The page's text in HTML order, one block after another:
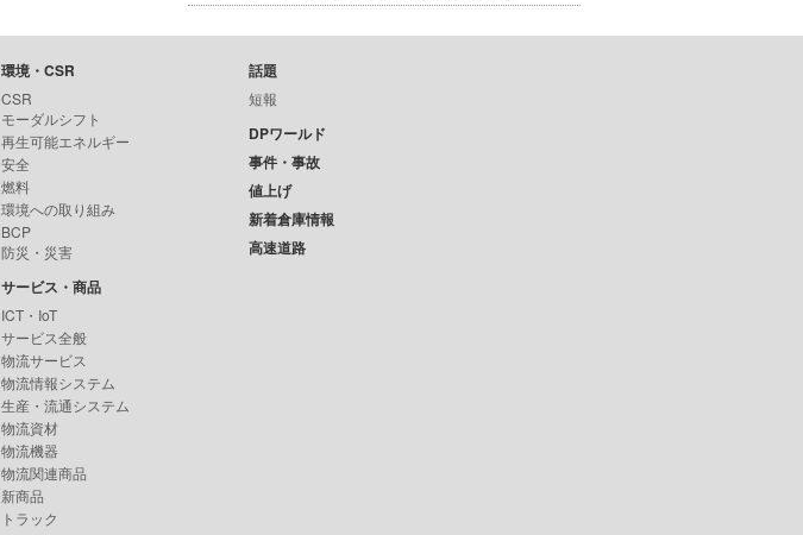
環境・CSR
CSR
モーダルシフト
再生可能エネルギー
安全
燃料
環境への取り組み
BCP
防災・災害
サービス・商品
ICT・IoT
サービス全般
物流サービス
物流情報システム
生産・流通システム
物流資材
物流機器
物流関連商品
新商品
トラック
話題
短報
DPワールド
事件・事故
値上げ
新着倉庫情報
高速道路